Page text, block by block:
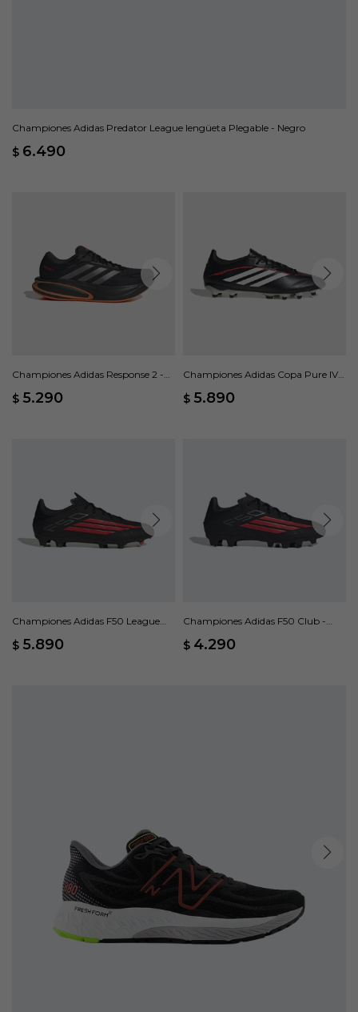
Championes Adidas Predator League lengüeta Plegable - Negro
$ 6.490
Championes Adidas Response 2 -
$ 5.290
Championes Adidas Copa Pure IV
$ 5.890
Championes Adidas F50 League
Negro
$ 5.890
Championes Adidas F50 Club -
$ 4.290